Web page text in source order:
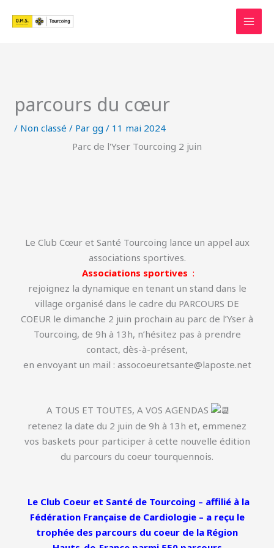
parcours du cœur
/ Non classé / Pargg/ 11 mai 2024
Parc de l'Yser Tourcoing 2 juin
Le Club Cœur et Santé Tourcoing lance un appel aux
associations sportives.
Associations sportives :
rejoignez la dynamique en tenant un stand dans le
village organisé dans le cadre du PARCOURS DE
COEUR le dimanche 2 juin prochain au parc de l’Yser à
Tourcoing, de 9h à 13h, n’hésitez pas à prendre
contact, dès-à-présent,
en envoyant un mail : assocoeuretsante@laposte.net
A TOUS ET TOUTES, A VOS AGENDAS
retenez la date du 2 juin de 9h à 13h et, emmenez
vos baskets pour participer à cette nouvelle édition
du parcours du coeur tourquennois.
Le Club Coeur et Santé de Tourcoing – affilié à la
Fédération Française de Cardiologie – a reçu le
trophée des parcours du coeur de la Région